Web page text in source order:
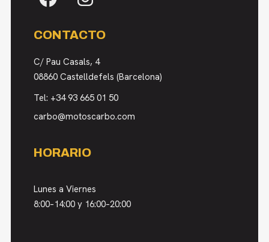
CONTACTO
C/ Pau Casals, 4
08860 Castelldefels (Barcelona)
Tel: +34 93 665 01 50
carbo@motoscarbo.com
HORARIO
Lunes a Viernes
8:00–14:00 y 16:00–20:00